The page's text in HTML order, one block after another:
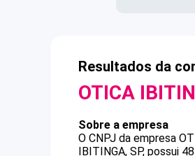
Resultados da
OTICA
Sobre a empresa
O CNPJ da empresa
IBITINGA, SP, possui